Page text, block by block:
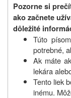
Pozorne si
ako začnete
dôležité
Túto
potrebné,
Ak máte
lekára
Tento liek
inému.